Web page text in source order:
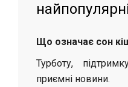
Що означає сон
Турботу,
приємні новини.